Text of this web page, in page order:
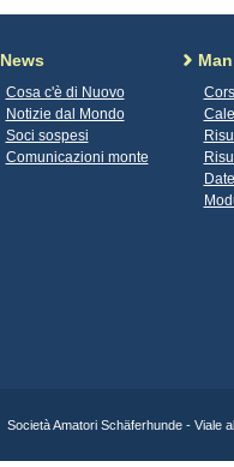
News
Cosa c'è di Nuovo
Notizie dal Mondo
Soci sospesi
Comunicazioni monte
Società Amatori Schäferhunde - Viale